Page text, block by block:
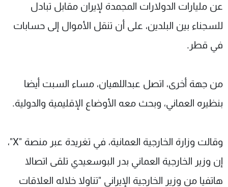
عن مليارات الدولارات المجمدة لإيران مقابل تبادل
للسجناء بين البلدين، على أن تنقل الأموال إلى حسابات
في قطر.
من جهة أخرى، اتصل عبداللهيان، مساء السبت أيضا
بنظيره العماني، وبحث معه الأوضاع الإقليمية والدولية.
وقالت وزارة الخارجية العمانية، في تغريدة عبر منصة "X"،
إن وزير الخارجية العماني بدر البوسعيدي تلقى اتصالا
هاتفيا من وزير الخارجية الإيراني "تناولا خلاله العلاقات